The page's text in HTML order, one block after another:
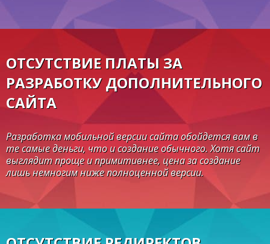
ОТСУТСТВИЕ ПЛАТЫ ЗА
РАЗРАБОТКУ ДОПОЛНИТЕЛЬНОГО
САЙТА
Разработка мобильной версии сайта обойдется вам в
те самые деньги, что и создание обычного. Хотя сайт
выглядит проще и примитивнее, цена за создание
лишь немногим ниже полноценной версии.